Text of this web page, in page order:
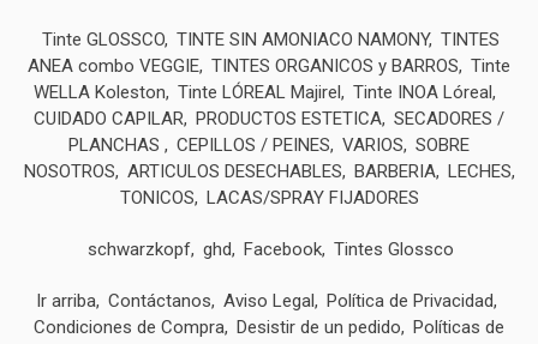
Tinte GLOSSCO TINTE SIN AMONIACO NAMONY TINTES
ANEA combo VEGGIE TINTES ORGANICOS y BARROS
Tinte
WELLA Koleston
Tinte LÓREAL Majirel
Tinte INOA Lóreal
CUIDADO CAPILAR PRODUCTOS ESTETICA SECADORES /
PLANCHAS
CEPILLOS / PEINES VARIOS
SOBRE
NOSOTROS
ARTICULOS DESECHABLES BARBERIA LECHES,
TONICOS
LACAS/SPRAY FIJADORES
schwarzkopf ghd Facebook Tintes Glossco
Ir arriba Contáctanos Aviso Legal
Política de Privacidad
Condiciones de Compra Desistir de un pedido
Políticas de